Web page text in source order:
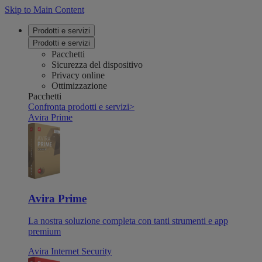
Skip to Main Content
Prodotti e servizi
Prodotti e servizi
Pacchetti
Sicurezza del dispositivo
Privacy online
Ottimizzazione
Pacchetti
Confronta prodotti e servizi>
Avira Prime
Avira Prime
La nostra soluzione completa con tanti strumenti e app
premium
Avira Internet Security